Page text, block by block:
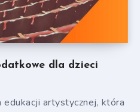
dla dzieci
artystycznej, która